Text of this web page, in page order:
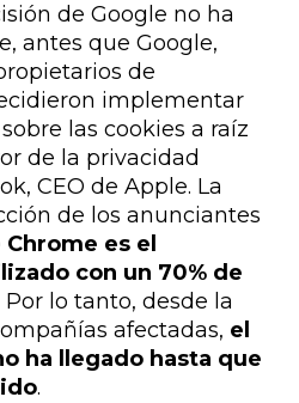
de Google no ha
antes que Google,
de
implementar
las cookies a raíz
de la privacidad
CEO de Apple. La
de los anunciantes
Chrome es el
con un 70% de
Por lo tanto, desde la
afectadas, el
ha llegado hasta que
.